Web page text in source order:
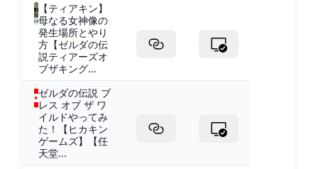
【ティアキン】
母なる女神像の
発生場所とやり
方【ゼルダの伝
説ティアーズオ
ブザキング...
ゼルダの伝説 ブ
レス オブ ザ ワ
イルドやってみ
た！【ヒカキン
ゲームズ】【任
天堂...